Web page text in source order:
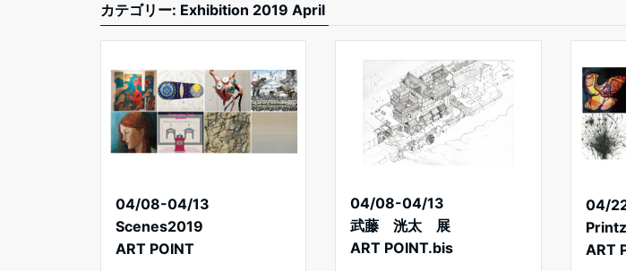
カテゴリー: Exhibition 2019 April
04/08-04/13
Scenes2019
ART POINT
04/08-04/13
武藤 洸太 展
ART POINT.bis
04/
ART